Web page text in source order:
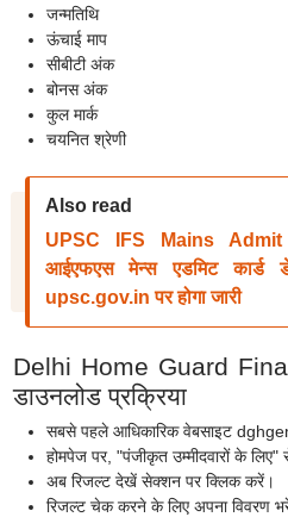
जन्मतिथि
ऊंचाई माप
सीबीटी अंक
बोनस अंक
कुल मार्क
चयनित श्रेणी
Also read
UPSC IFS Mains Admit
आईएफएस मेन्स एडमिट कार्ड
upsc.gov.in पर होगा जारी
Delhi Home Guard
डाउनलोड प्रक्रिया
सबसे पहले आधिकारिक वेबसाइट
होमपेज पर, "पंजीकृत उम्मीदवारों के
अब रिजल्ट देखें सेक्शन पर क्लिक करें।
रिजल्ट चेक करने के लिए अपना विवरण